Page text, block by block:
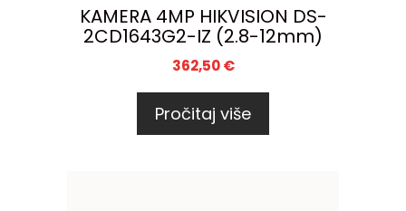
KAMERA 4MP HIKVISION DS-
2CD1643G2-IZ (2.8-12mm)
362,50€
Pročitaj više